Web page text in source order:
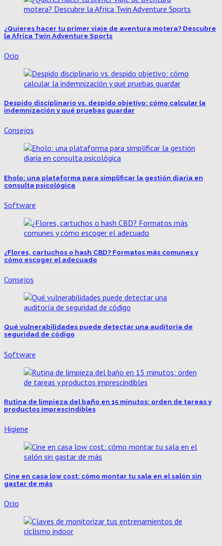
¿Quieres hacer tu primer viaje de aventura motera? Descubre
la Africa Twin Adventure Sports
Ocio
Despido disciplinario vs. despido objetivo: cómo calcular la
indemnización y qué pruebas guardar
Consejos
Eholo: una plataforma para simplificar la gestión diaria en
consulta psicológica
Software
¿Flores, cartuchos o hash CBD? Formatos más comunes y
cómo escoger el adecuado
Consejos
Qué vulnerabilidades puede detectar una auditoría de
seguridad de código
Software
Rutina de limpieza del baño en 15 minutos: orden de tareas y
productos imprescindibles
Higiene
Cine en casa low cost: cómo montar tu sala en el salón sin
gastar de más
Ocio